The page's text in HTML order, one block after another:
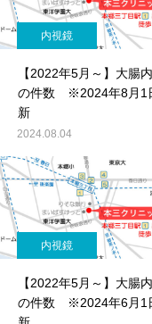
内視鏡
【2022年5月～】大腸
の件数 ※2024年8月1
新
2024.08.04
内視鏡
【2022年5月～】大腸
の件数 ※2024年6月1